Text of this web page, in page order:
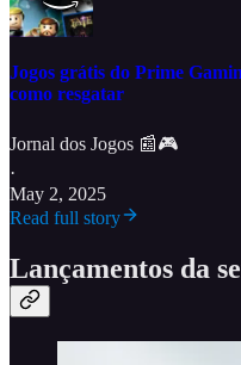
Jogos grátis do Prime
como resgatar
Jornal dos Jogos 📰🎮
·
May 2, 2025
Read full story
Lançamentos da